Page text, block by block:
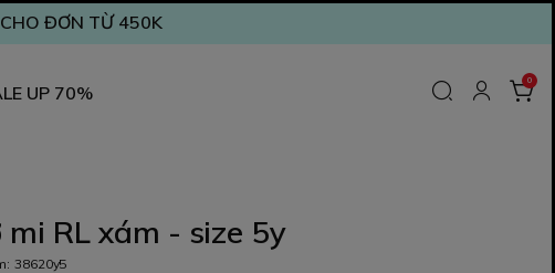
ĐƠN TỪ 450K
UP 70%
0
mi RL xám - size 5y
38620y5